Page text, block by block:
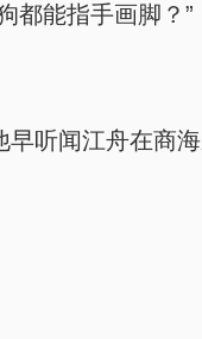
都能指手画脚？”
听闻江舟在商